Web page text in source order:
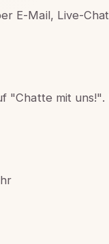
E-Mail, Live-
"Chatte mit